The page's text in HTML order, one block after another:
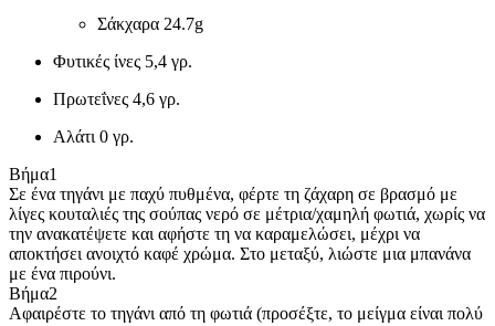
Σάκχαρα 24.7g
Φυτικές ίνες 5,4 γρ.
Πρωτεΐνες 4,6 γρ.
Αλάτι 0 γρ.
Βήμα1
Σε ένα τηγάνι με παχύ πυθμένα, φέρτε τη ζάχαρη σε βρασμό με
λίγες κουταλιές της σούπας νερό σε μέτρια/χαμηλή φωτιά, χωρίς να
την ανακατέψετε και αφήστε τη να καραμελώσει, μέχρι να
αποκτήσει ανοιχτό καφέ χρώμα. Στο μεταξύ, λιώστε μια μπανάνα
με ένα πιρούνι.
Βήμα2
Αφαιρέστε το τηγάνι από τη φωτιά (προσέξτε, το μείγμα είναι πολύ